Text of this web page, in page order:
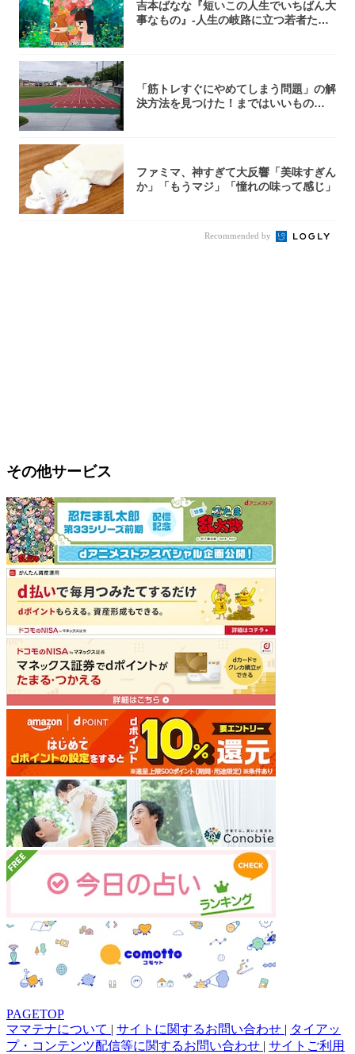
吉本ばなな『短いこの人生でいちばん大
事なもの』-人生の岐路に立つ若者たち
「筋トレすぐにやめてしまう問題」の解
決方法を見つけた！まではいいもの
ファミマ、神すぎて大反響「美味すぎん
か」「もうマジ」「憧れの味って感じ」
Recommended by
その他サービス
PAGETOP
ママテナについて | サイトに関するお問い合わせ | タイアッ
プ・コンテンツ配信等に関するお問い合わせ | サイトご利用